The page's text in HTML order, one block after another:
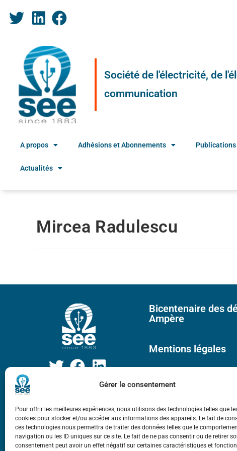
Gérer le consentement
Pour offrir les meilleures expériences, nous utilisons des technologies telles que
cookies pour stocker et/ou accéder aux informations des appareils. Le fait de
ces technologies nous permettra de traiter des données telles que le
navigation ou les ID uniques sur ce site. Le fait de ne pas consentir ou de retirer
consentement peut avoir un effet négatif sur certaines caractéristiques et
Société de l'électricité, de
communication
A propos Adhésions et Abonnements Publications
Actualités
Mircea Radulescu
Bicentenaire des
Ampère
Mentions légales